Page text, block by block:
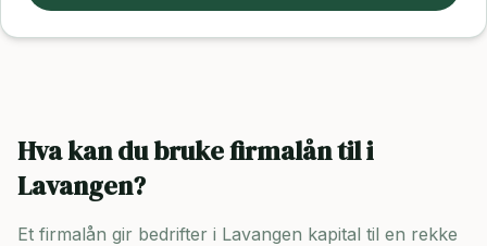
Hva kan du bruke firmalån til i
Lavangen?
Et firmalån gir bedrifter i Lavangen kapital til en rekke